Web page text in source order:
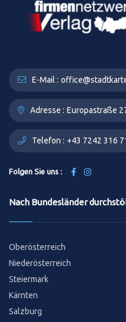
E-Mail :
Adresse : Europastraße
Telefon : +43 7242 316
Folgen Sie uns :
Nach Bundesländer
Oberösterreich
Niederösterreich
Steiermark
Kärnten
Salzburg